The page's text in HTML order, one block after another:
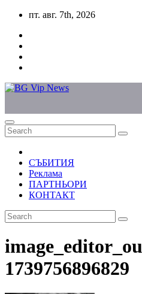
Skip
content
пт. авг. 7th, 2026
СЪБИТИЯ
Реклама
ПАРТНЬОРИ
КОНТАКТ
1739756896829